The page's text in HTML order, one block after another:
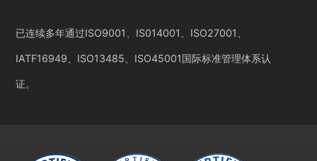
已连续多年通过ISO9001、IS014001、ISO27001、
IATF16949、ISO13485、ISO45001国际标准管理体系认
证。